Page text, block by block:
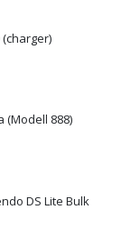
(charger)
(Modell 888)
DS Lite Bulk